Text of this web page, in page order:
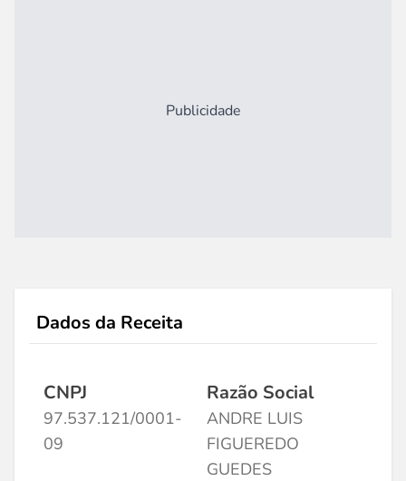
Publicidade
Dados da Receita
CNPJ
97.537.121/0001-
09
Razão Social
ANDRE LUIS
FIGUEREDO
GUEDES